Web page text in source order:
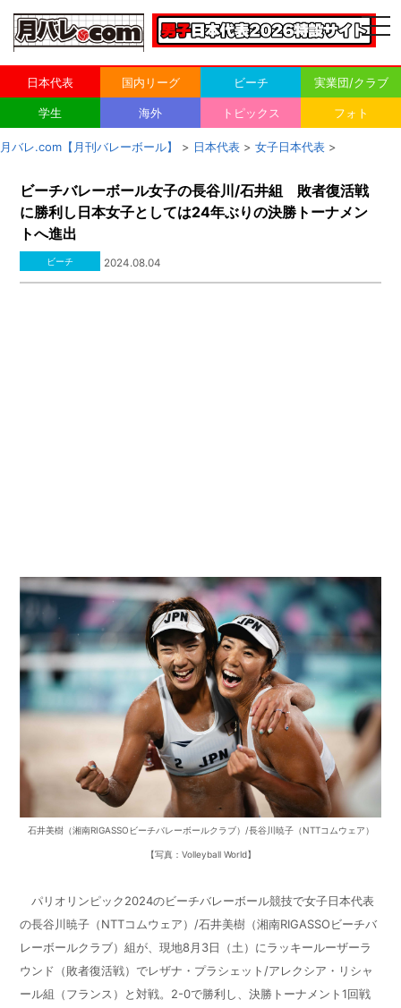
日本代表 国内リーグ ビーチ 実業団/クラブ
学生 海外 トピックス フォト
月バレ.com【月刊バレーボール】 > 日本代表 > 女子日本代表 >
ビーチバレーボール女子の長谷川/石井組 敗者復活戦
に勝利し日本女子としては24年ぶりの決勝トーナメン
トへ進出
ビーチ 2024.08.04
石井美樹（湘南RIGASSOビーチバレーボールクラブ）/長谷川暁子（NTTコムウェア）
【写真：Volleyball World】
パリオリンピック2024のビーチバレーボール競技で女子日本代表
の長谷川暁子（NTTコムウェア）/石井美樹（湘南RIGASSOビーチバ
レーボールクラブ）組が、現地8月3日（土）にラッキールーザーラ
ウンド（敗者復活戦）でレザナ・プラシェット/アレクシア・リシャ
ール組（フランス）と対戦。2-0で勝利し、決勝トーナメント1回戦